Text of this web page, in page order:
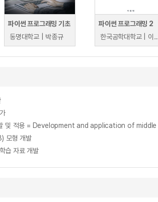
파이썬 프로그래밍 기초
동명대학교 | 박종규
파이썬 프로그래밍 2
한국공학대
개발 및 적용 = Development and application
모형 개발
습 자료 개발